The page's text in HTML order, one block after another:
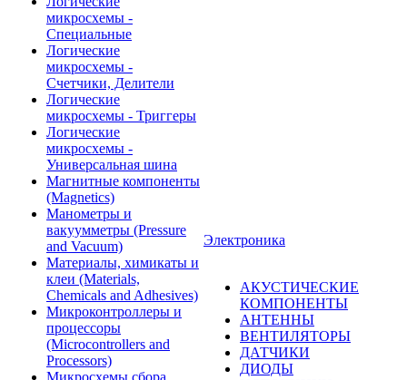
микросхемы -
Специальные
Логические
микросхемы -
Счетчики, Делители
Логические
микросхемы - Триггеры
Логические
микросхемы -
Универсальная шина
Магнитные компоненты
(Magnetics)
Манометры и
вакуумметры (Pressure
and Vacuum)
Материалы, химикаты и
клеи (Materials,
Chemicals and Adhesives)
Микроконтроллеры и
процессоры
(Microcontrollers and
Processors)
Микросхемы сбора
Электроника
АКУСТИЧЕСКИЕ
КОМПОНЕНТЫ
АНТЕННЫ
ВЕНТИЛЯТОРЫ
ДАТЧИКИ
ДИОДЫ